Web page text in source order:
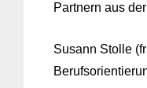
Partnern aus
Susann Stolle